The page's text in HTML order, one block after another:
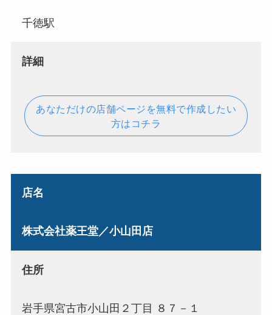
千徳駅
詳細
あなただけの店舗ページを無料で作成したい
方はコチラ
店名
株式会社薬王堂／小山田店
住所
岩手県宮古市小山田２丁目 ８７－１